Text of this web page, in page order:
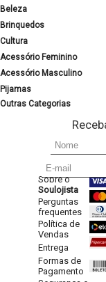
Beleza
Brinquedos
Cultura
Acessório Feminino
Acessório Masculino
Pijamas
Outras Categorias
Sobre o
Soulojista
Perguntas
frequentes
Política de
Vendas
Entrega
Formas de
Pagamento